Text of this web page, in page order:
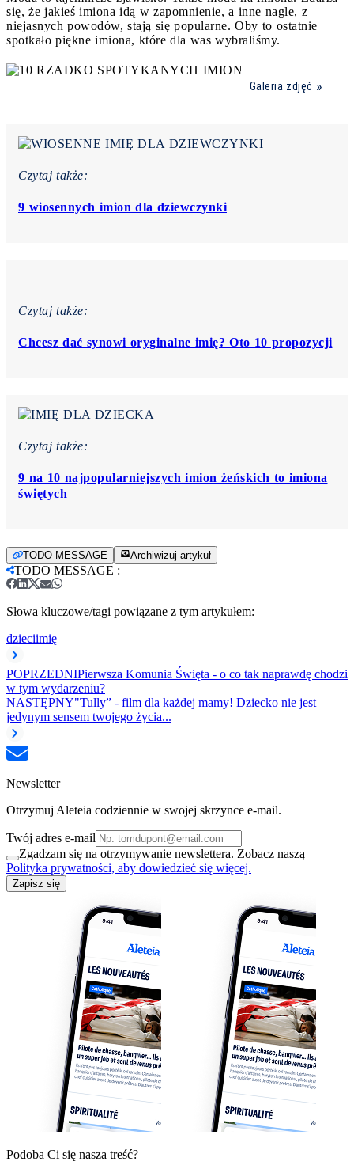
się, że jakieś imiona idą w zapomnienie, a inne nagle, z
niejasnych powodów, stają się popularne. Oby to ostatnie
spotkało piękne imiona, które dla was wybraliśmy.
Galeria zdjęć
Czytaj także:
9 wiosennych imion dla dziewczynki
Czytaj także:
Chcesz dać synowi oryginalne imię? Oto 10 propozycji
Czytaj także:
9 na 10 najpopularniejszych imion żeńskich to imiona
świętych
TODO MESSAGE Archiwizuj artykuł
TODO MESSAGE :
Słowa kluczowe/tagi powiązane z tym artykułem:
dzieciimię
POPRZEDNIPierwsza Komunia Święta - o co tak naprawdę chodzi
w tym wydarzeniu?
NASTĘPNY"Tully” - film dla każdej mamy! Dziecko nie jest
jedynym sensem twojego życia...
Newsletter
Otrzymuj Aleteia codziennie w swojej skrzynce e-mail.
Twój adres e-mail
Zgadzam się na otrzymywanie newslettera. Zobacz naszą
Polityka prywatności, aby dowiedzieć się więcej.
Zapisz się
Podoba Ci się nasza treść?